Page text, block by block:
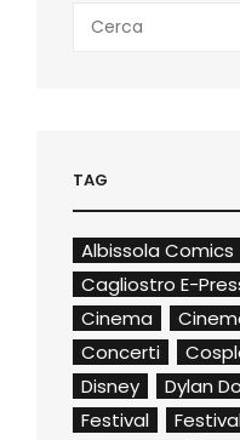
Search
for:
TAG
Albissola Comics
Cagliostro E-
Cinema
Concerti
Disney
Dylan
Festival